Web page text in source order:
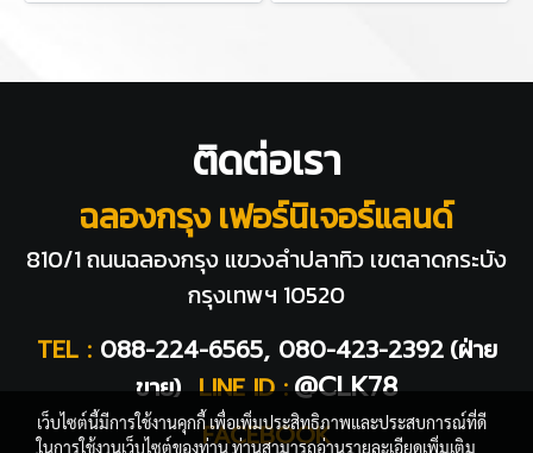
ติดต่อเรา
ฉลองกรุง เฟอร์นิเจอร์แลนด์
810/1 ถนนฉลองกรุง แขวงลำปลาทิว เขตลาดกระบัง
กรุงเทพฯ 10520
TEL : 088-224-6565, 080-423-2392 (ฝ่าย
ขาย) LINE ID : @CLK78
FACEBOOK
เว็บไซต์นี้มีการใช้งานคุกกี้ เพื่อเพิ่มประสิทธิภาพและประสบการณ์ที่ดี
ในการใช้งานเว็บไซต์ของท่าน ท่านสามารถอ่านรายละเอียดเพิ่มเติม